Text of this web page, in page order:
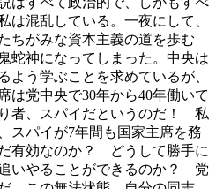
は混乱している。一夜にして、
ちがみな資本主義の道を歩む
蛇神になってしまった。中央は
よう学ぶことを求めているが、
は党中央で30年から40年働いて
者、スパイだというのだ！ 私
スパイが7年間も国家主席を務
有効なのか？ どうして勝手に
いやることができるのか？ 党